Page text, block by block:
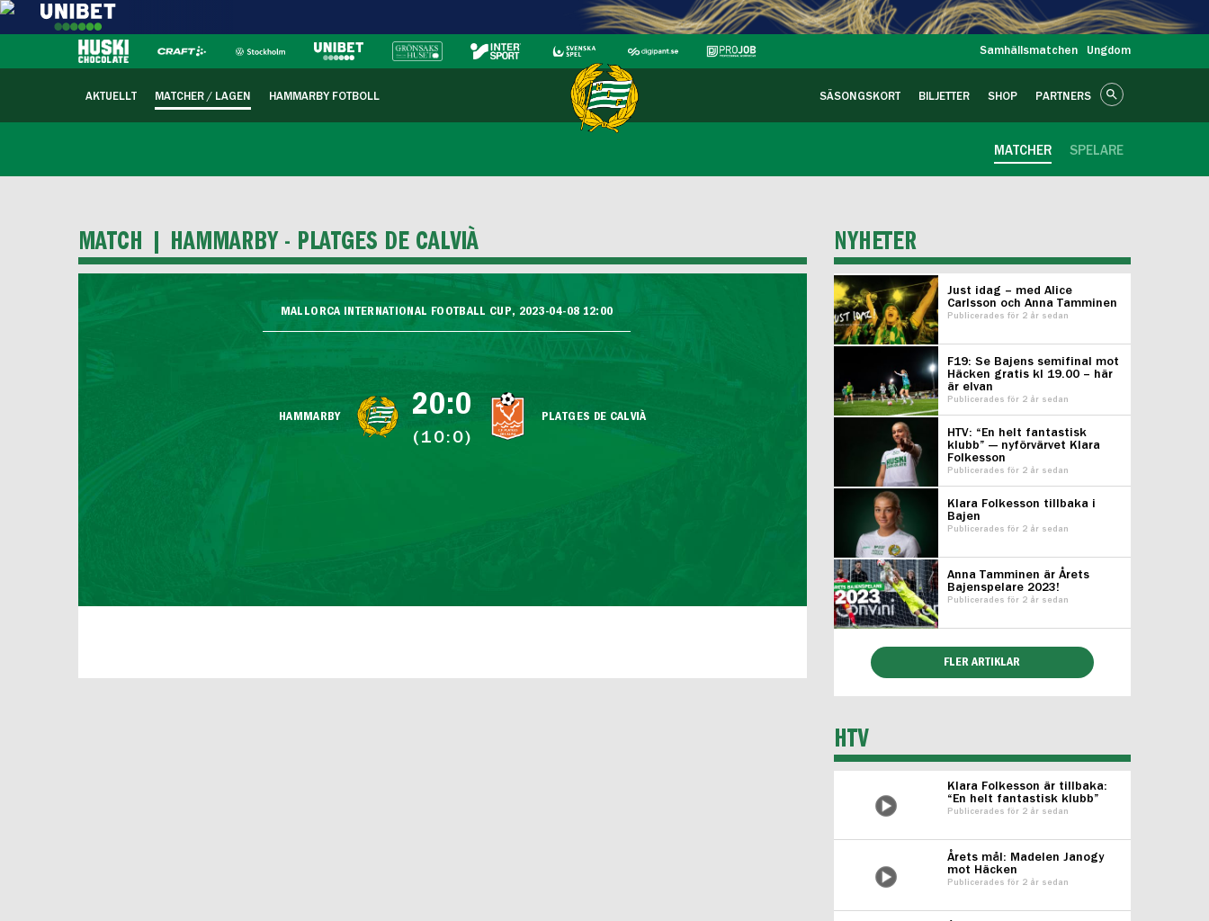
Samhällsmatchen Ungdom
AKTUELLT MATCHER / LAGEN HAMMARBY FOTBOLL SÄSONGSKORT BILJETTER SHOP PARTNERS
SPELARE
MATCHER
MATCH | HAMMARBY - PLATGES DE CALVIÀ
MALLORCA INTERNATIONAL FOOTBALL CUP, 2023-04-08 12:00
HAMMARBY 20:0
(10:0)
PLATGES DE CALVIÀ
NYHETER
Just idag – med Alice
Carlsson och Anna Tamminen
Publicerades för 2 år sedan
F19: Se Bajens semifinal mot
Häcken gratis kl 19.00 – här
är elvan
Publicerades för 2 år sedan
HTV: “En helt fantastisk
klubb” — nyförvärvet Klara
Folkesson
Publicerades för 2 år sedan
Klara Folkesson tillbaka i
Bajen
Publicerades för 2 år sedan
Anna Tamminen är Årets
Bajenspelare 2023!
Publicerades för 2 år sedan
FLER ARTIKLAR
HTV
Klara Folkesson är tillbaka:
“En helt fantastisk klubb”
Publicerades för 2 år sedan
Årets mål: Madelen Janogy
mot Häcken
Publicerades för 2 år sedan